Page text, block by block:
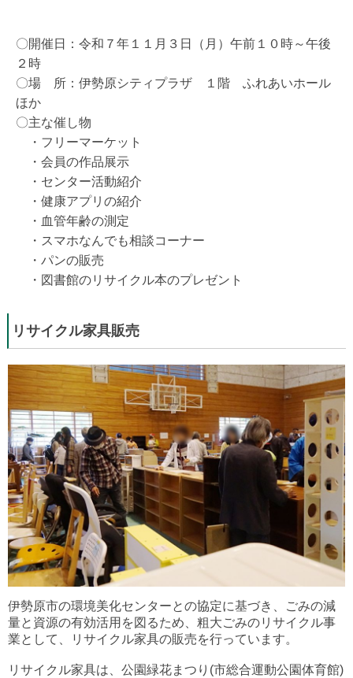
〇開催日：令和７年１１月３日（月）午前１０時～午後
２時
〇場 所：伊勢原シティプラザ １階 ふれあいホール
ほか
〇主な催し物
・フリーマーケット
・会員の作品展示
・センター活動紹介
・健康アプリの紹介
・血管年齢の測定
・スマホなんでも相談コーナー
・パンの販売
・図書館のリサイクル本のプレゼント
リサイクル家具販売
伊勢原市の環境美化センターとの協定に基づき、ごみの減
量と資源の有効活用を図るため、粗大ごみのリサイクル事
業として、リサイクル家具の販売を行っています。
リサイクル家具は、公園緑花まつり(市総合運動公園体育館)